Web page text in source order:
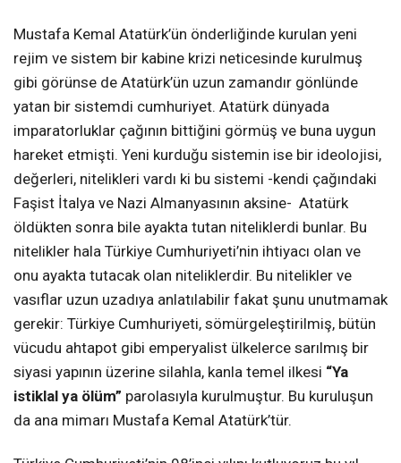
Mustafa Kemal Atatürk’ün önderliğinde kurulan yeni
rejim ve sistem bir kabine krizi neticesinde kurulmuş
gibi görünse de Atatürk’ün uzun zamandır gönlünde
yatan bir sistemdi cumhuriyet. Atatürk dünyada
imparatorluklar çağının bittiğini görmüş ve buna uygun
hareket etmişti. Yeni kurduğu sistemin ise bir ideolojisi,
değerleri, nitelikleri vardı ki bu sistemi -kendi çağındaki
Faşist İtalya ve Nazi Almanyasının aksine- Atatürk
öldükten sonra bile ayakta tutan niteliklerdi bunlar. Bu
nitelikler hala Türkiye Cumhuriyeti’nin ihtiyacı olan ve
onu ayakta tutacak olan niteliklerdir. Bu nitelikler ve
vasıflar uzun uzadıya anlatılabilir fakat şunu unutmamak
gerekir: Türkiye Cumhuriyeti, sömürgeleştirilmiş, bütün
vücudu ahtapot gibi emperyalist ülkelerce sarılmış bir
siyasi yapının üzerine silahla, kanla temel ilkesi “Ya
istiklal ya ölüm” parolasıyla kurulmuştur. Bu kuruluşun
da ana mimarı Mustafa Kemal Atatürk’tür.